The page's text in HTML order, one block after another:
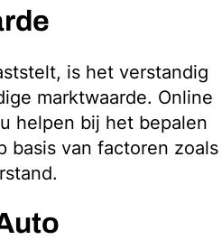
is het verstandig
marktwaarde. Online
helpen bij het bepalen
basis van factoren zoals